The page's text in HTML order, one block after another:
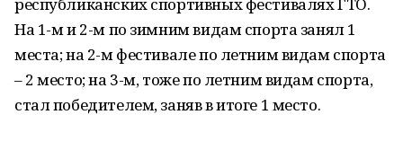
На 1-м и 2-м по зимним видам спорта занял 1
места; на 2-м фестивале по летним видам спорта
– 2 место; на 3-м, тоже по летним видам спорта,
стал победителем, заняв в итоге 1 место.